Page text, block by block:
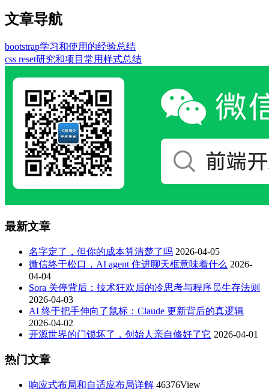
文章导航
bootstrap学习和使用的经验总结
css reset研究和项目常用样式总结
最新文章
名字定了，但你的成本算清楚了吗 2026-04-05
微信终于松口，AI agent 住进聊天框意味着什么 2026-
04-04
Sora 关停背后：技术狂欢后的冷思考与程序员生存法则
2026-04-03
AI 终于把手伸向了鼠标：Claude 更新背后的真逻辑
2026-04-02
开源世界的门锁坏了，创始人亲自修好了它 2026-04-01
热门文章
响应式布局和自适应布局详解 46376View